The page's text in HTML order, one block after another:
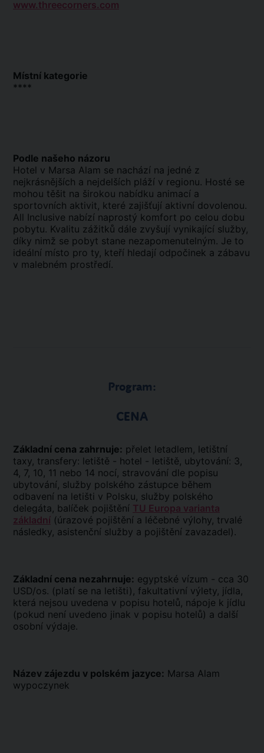
www.threecorners.com
Místní kategorie
****
Podle našeho názoru
Hotel v Marsa Alam se nachází na jedné z
nejkrásnějších a nejdelších pláží v regionu. Hosté se
mohou těšit na širokou nabídku animací a
sportovních aktivit, které zajišťují aktivní dovolenou.
All Inclusive nabízí naprostý komfort po celou dobu
pobytu. Kvalitu zážitků dále zvyšují vynikající služby,
díky nimž se pobyt stane nezapomenutelným. Je to
ideální místo pro ty, kteří hledají odpočinek a zábavu
v malebném prostředí.
Program:
CENA
Základní cena zahrnuje: přelet letadlem, letištní
taxy, transfery: letiště - hotel - letiště, ubytování: 3,
4, 7, 10, 11 nebo 14 nocí, stravování dle popisu
ubytování, služby polského zástupce během
odbavení na letišti v Polsku, služby polského
delegáta, balíček pojištění TU Europa varianta
základní (úrazové pojištění a léčebné výlohy, trvalé
následky, asistenční služby a pojištění zavazadel).
Základní cena nezahrnuje: egyptské vízum - cca 30
USD/os. (platí se na letišti), fakultativní výlety, jídla,
která nejsou uvedena v popisu hotelů, nápoje k jídlu
(pokud není uvedeno jinak v popisu hotelů) a další
osobní výdaje.
Název zájezdu v polském jazyce: Marsa Alam
wypoczynek